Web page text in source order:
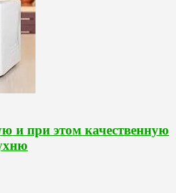
и при этом качественную